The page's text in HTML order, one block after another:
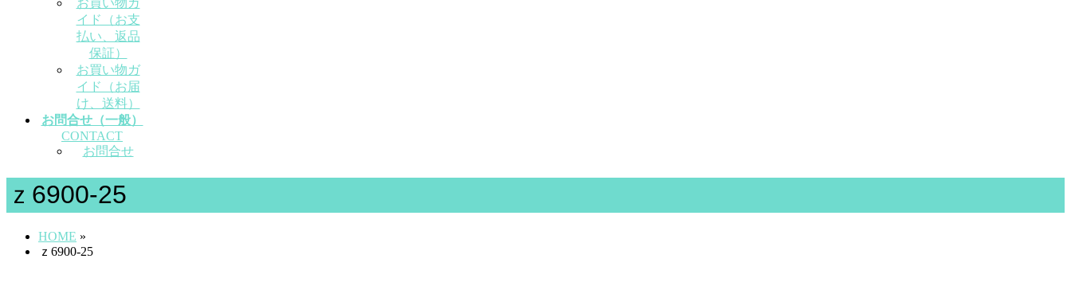
お買い物ガ
イド（お支
払い、返品
保証）
お買い物ガ
イド（お届
け、送料）
お問合せ（一般）
CONTACT
お問合せ
ｚ6900-25
HOME »
ｚ6900-25